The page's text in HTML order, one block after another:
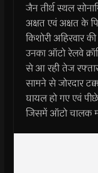
जैन तीर्थ स्थल
अक्षत एवं अक्षत के
किशोरी अहिरवार
उनका ऑटो रेलवे
से आ रही तेज रफ्तार
सामने से जोरदार
घायल हो गए एवं
जिसमें ऑटो चालक